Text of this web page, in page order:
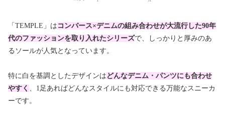
「TEMPLE」は コンバース×デニムの組み合わせが大流行した90年
代のファッションを取り入れたシリーズで、しっかりと厚みのあ
るソールが人気となっています。
特に白を基調としたデザインは どんなデニム・パンツにも合わせ
やすく
、1足あればどんなスタイルにも対応できる万能なスニーカ
ーです。